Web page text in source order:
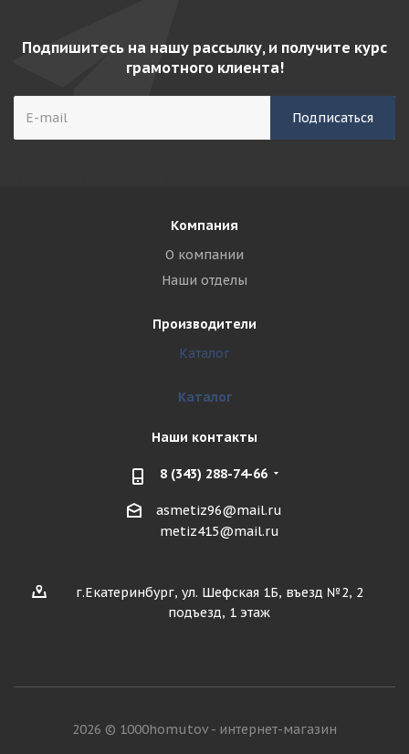
Подпишитесь на нашу рассылку, и получите курс
грамотного клиента!
Компания
О компании
Наши отделы
Производители
Каталог
Каталог
Наши контакты
8 (343) 288-74-66
asmetiz96@mail.ru
metiz415@mail.ru
г.Екатеринбург, ул. Шефская 1Б, въезд №2, 2
подъезд, 1 этаж
2026 © 1000homutov - интернет-магазин